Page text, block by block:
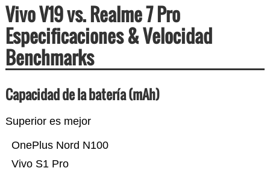
Vivo V19 vs. Realme 7 Pro
Especificaciones & Velocidad
Benchmarks
Capacidad de la batería (mAh)
Superior es mejor
Vivo S1 Pro
OnePlus Nord N100